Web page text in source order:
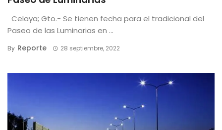
Celaya; Gto.- Se tienen fecha para el tradicional del
Paseo de las Luminarias en ...
By Reporte 28 septiembre, 2022